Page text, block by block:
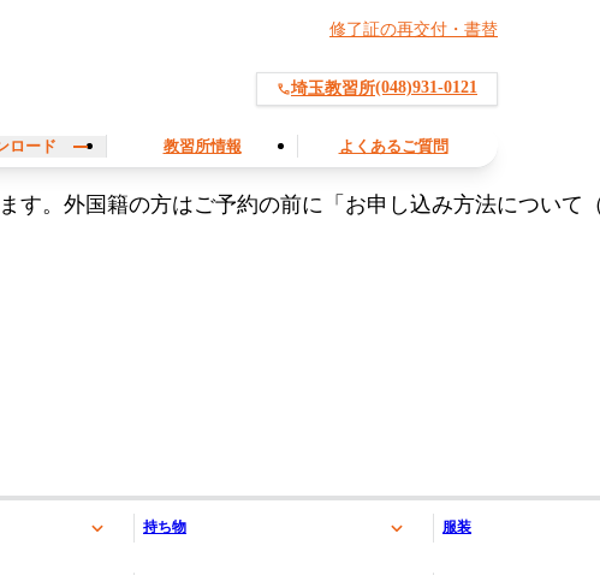
修了証の再交付・書替
埼玉教習所(048)931-0121
ロード 教習所情報 よくあるご質問
す。外国籍の方はご予約の前に「お申し込み方法について
持ち物 服装